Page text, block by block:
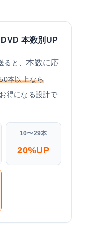
本数別UP
ると、本数に応
本以上なら
得になる設計で
10〜29本
20%UP